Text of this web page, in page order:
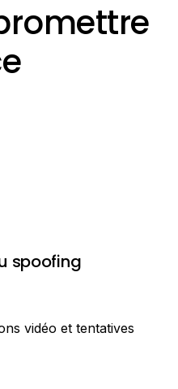
spoofing
vidéo et tentatives